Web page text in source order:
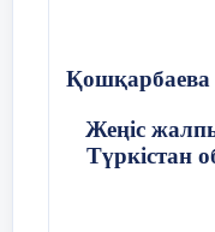
Жеңіс жалпы
Түркістан